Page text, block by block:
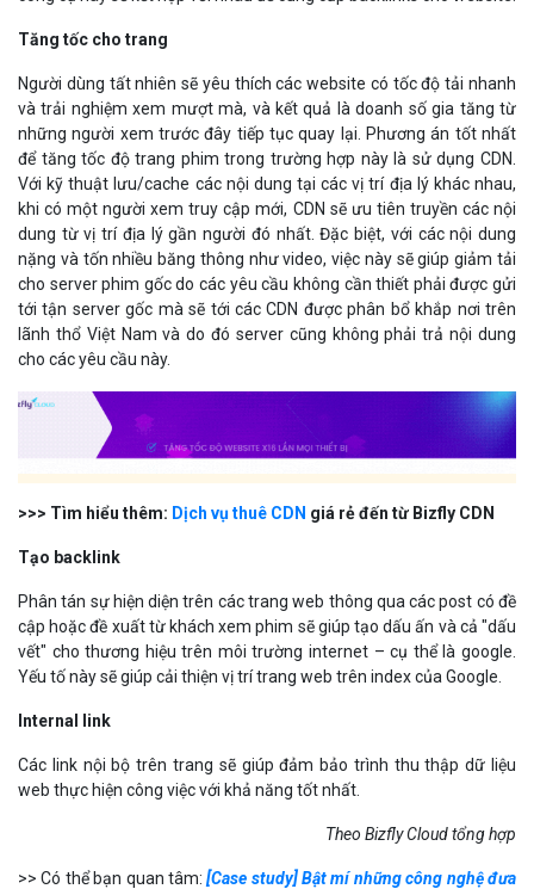
Tăng tốc cho trang
Người dùng tất nhiên sẽ yêu thích các website có tốc độ tải nhanh
và trải nghiệm xem mượt mà, và kết quả là doanh số gia tăng từ
những người xem trước đây tiếp tục quay lại. Phương án tốt nhất
để tăng tốc độ trang phim trong trường hợp này là sử dụng CDN.
Với kỹ thuật lưu/cache các nội dung tại các vị trí địa lý khác nhau,
khi có một người xem truy cập mới, CDN sẽ ưu tiên truyền các nội
dung từ vị trí địa lý gần người đó nhất. Đặc biệt, với các nội dung
nặng và tốn nhiều băng thông như video, việc này sẽ giúp giảm tải
cho server phim gốc do các yêu cầu không cần thiết phải được gửi
tới tận server gốc mà sẽ tới các CDN được phân bổ khắp nơi trên
lãnh thổ Việt Nam và do đó server cũng không phải trả nội dung
cho các yêu cầu này.
>>> Tìm hiểu thêm: Dịch vụ thuê CDN giá rẻ đến từ Bizfly CDN
Tạo backlink
Phân tán sự hiện diện trên các trang web thông qua các post có đề
cập hoặc đề xuất từ khách xem phim sẽ giúp tạo dấu ấn và cả "dấu
vết" cho thương hiệu trên môi trường internet – cụ thể là google.
Yếu tố này sẽ giúp cải thiện vị trí trang web trên index của Google.
Internal link
Các link nội bộ trên trang sẽ giúp đảm bảo trình thu thập dữ liệu
web thực hiện công việc với khả năng tốt nhất.
Theo Bizfly Cloud tổng hợp
>> Có thể bạn quan tâm:[Case study] Bật mí những công nghệ đưa